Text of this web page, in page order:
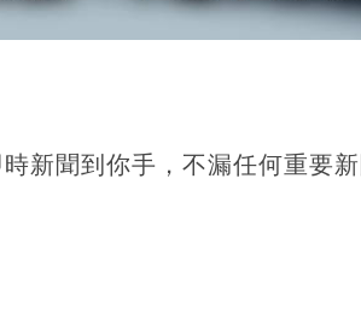
新聞到你手，不漏任何重要新